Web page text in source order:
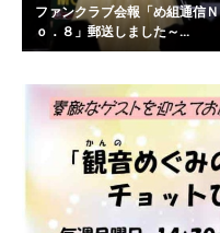
ファンクラブ会報「め組通信Ｎ
ｏ．８」郵送しました～...